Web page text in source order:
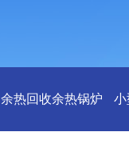
余热回收余热锅炉 小